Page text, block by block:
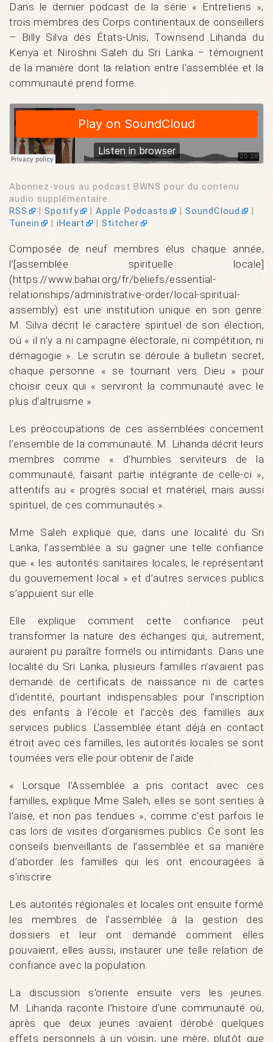
Dans le dernier podcast de la série « Entretiens »,
trois membres des Corps continentaux de conseillers
– Billy Silva des États-Unis, Townsend Lihanda du
Kenya et Niroshni Saleh du Sri Lanka – témoignent
de la manière dont la relation entre l’assemblée et la
communauté prend forme.
Abonnez-vous au podcast BWNS pour du contenu
audio supplémentaire.
RSS
| Spotify | Apple Podcasts | SoundCloud
|
Tunein
| iHeart | Stitcher
Composée de neuf membres élus chaque année,
l’[assemblée spirituelle locale]
(https://www.bahai.org/fr/beliefs/essential-
relationships/administrative-order/local-spiritual-
assembly) est une institution unique en son genre.
M. Silva décrit le caractère spirituel de son élection,
où « il n’y a ni campagne électorale, ni compétition, ni
démagogie ». Le scrutin se déroule à bulletin secret,
chaque personne « se tournant vers Dieu » pour
choisir ceux qui « serviront la communauté avec le
plus d’altruisme ».
Les préoccupations de ces assemblées concernent
l’ensemble de la communauté. M. Lihanda décrit leurs
membres comme « d’humbles serviteurs de la
communauté, faisant partie intégrante de celle-ci »,
attentifs au « progrès social et matériel, mais aussi
spirituel, de ces communautés ».
Mme Saleh explique que, dans une localité du Sri
Lanka, l’assemblée a su gagner une telle confiance
que « les autorités sanitaires locales, le représentant
du gouvernement local » et d’autres services publics
s’appuient sur elle.
Elle explique comment cette confiance peut
transformer la nature des échanges qui, autrement,
auraient pu paraître formels ou intimidants. Dans une
localité du Sri Lanka, plusieurs familles n’avaient pas
demandé de certificats de naissance ni de cartes
d’identité, pourtant indispensables pour l’inscription
des enfants à l’école et l’accès des familles aux
services publics. L’assemblée étant déjà en contact
étroit avec ces familles, les autorités locales se sont
tournées vers elle pour obtenir de l’aide.
« Lorsque l’Assemblée a pris contact avec ces
familles, explique Mme Saleh, elles se sont senties à
l’aise, et non pas tendues », comme c’est parfois le
cas lors de visites d’organismes publics. Ce sont les
conseils bienveillants de l’assemblée et sa manière
d’aborder les familles qui les ont encouragées à
s’inscrire.
Les autorités régionales et locales ont ensuite formé
les membres de l’assemblée à la gestion des
dossiers et leur ont demandé comment elles
pouvaient, elles aussi, instaurer une telle relation de
confiance avec la population.
La discussion s’oriente ensuite vers les jeunes.
M. Lihanda raconte l’histoire d’une communauté où,
après que deux jeunes avaient dérobé quelques
effets personnels à un voisin, une mère, plutôt que